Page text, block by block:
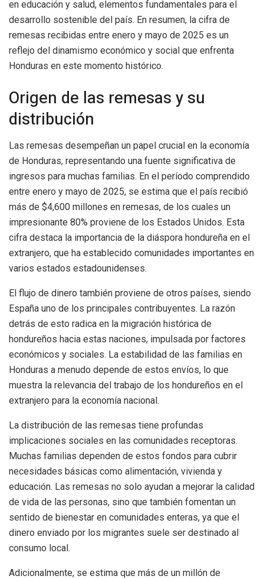
en educación y salud, elementos fundamentales para el
desarrollo sostenible del país. En resumen, la cifra de
remesas recibidas entre enero y mayo de 2025 es un
reflejo del dinamismo económico y social que enfrenta
Honduras en este momento histórico.
Origen de las remesas y su
distribución
Las remesas desempeñan un papel crucial en la economía
de Honduras, representando una fuente significativa de
ingresos para muchas familias. En el período comprendido
entre enero y mayo de 2025, se estima que el país recibió
más de $4,600 millones en remesas, de los cuales un
impresionante 80% proviene de los Estados Unidos. Esta
cifra destaca la importancia de la diáspora hondureña en el
extranjero, que ha establecido comunidades importantes en
varios estados estadounidenses.
El flujo de dinero también proviene de otros países, siendo
España uno de los principales contribuyentes. La razón
detrás de esto radica en la migración histórica de
hondureños hacia estas naciones, impulsada por factores
económicos y sociales. La estabilidad de las familias en
Honduras a menudo depende de estos envíos, lo que
muestra la relevancia del trabajo de los hondureños en el
extranjero para la economía nacional.
La distribución de las remesas tiene profundas
implicaciones sociales en las comunidades receptoras.
Muchas familias dependen de estos fondos para cubrir
necesidades básicas como alimentación, vivienda y
educación. Las remesas no solo ayudan a mejorar la calidad
de vida de las personas, sino que también fomentan un
sentido de bienestar en comunidades enteras, ya que el
dinero enviado por los migrantes suele ser destinado al
consumo local.
Adicionalmente, se estima que más de un millón de